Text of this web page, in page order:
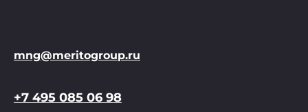
mng@meritogroup.ru
+7 495 085 06 98